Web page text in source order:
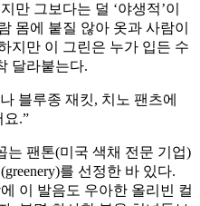
만 그보다는 덜 ‘야생적’이
몸에 붙질 않아 옷과 사람이
지만 이 그린은 누가 입든 수
달라붙는다.
블루종 재킷, 치노 팬츠에
요.”
는 팬톤(미국 색채 전문 기업)
를 선정한 바 있다.
이 발음도 우아한 올리빈 컬